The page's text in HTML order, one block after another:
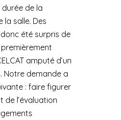
de la
la salle. Des
été surpris de
amputé d’un
Notre demande a
: faire figurer
de l’évaluation